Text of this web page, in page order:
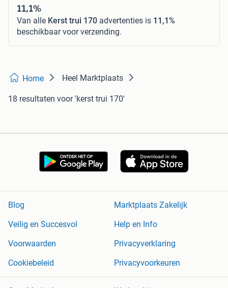
11,1%
Van alle Kerst trui 170 advertenties is 11,1%
beschikbaar voor verzending.
Home Heel Marktplaats
18 resultaten voor 'kerst trui 170'
Blog
Marktplaats Zakelijk
Veilig en Succesvol
Help en Info
Voorwaarden
Privacyverklaring
Cookiebeleid
Privacyvoorkeuren